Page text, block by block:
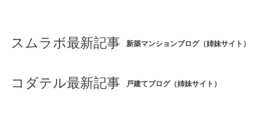
スムラボ最新記事 新築マンションブログ（姉妹サイト）
コダテル最新記事 戸建てブログ（姉妹サイト）